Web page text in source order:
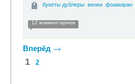
букеты дублеры венки фоамиран
12 комментариев
Вперёд
1 2